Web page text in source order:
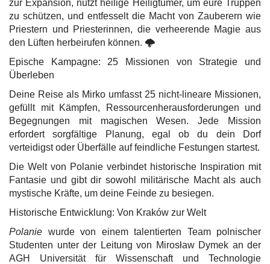
zur Expansion, nutzt heilige Heiligtümer, um eure Truppen
zu schützen, und entfesselt die Macht von Zauberern wie
Priestern und Priesterinnen, die verheerende Magie aus
den Lüften herbeirufen können. 🌩️
Epische Kampagne: 25 Missionen von Strategie und
Überleben
Deine Reise als Mirko umfasst 25 nicht-lineare Missionen,
gefüllt mit Kämpfen, Ressourcenherausforderungen und
Begegnungen mit magischen Wesen. Jede Mission
erfordert sorgfältige Planung, egal ob du dein Dorf
verteidigst oder Überfälle auf feindliche Festungen startest.
Die Welt von Polanie verbindet historische Inspiration mit
Fantasie und gibt dir sowohl militärische Macht als auch
mystische Kräfte, um deine Feinde zu besiegen.
Historische Entwicklung: Von Kraków zur Welt
Polanie wurde von einem talentierten Team polnischer
Studenten unter der Leitung von Mirosław Dymek an der
AGH Universität für Wissenschaft und Technologie